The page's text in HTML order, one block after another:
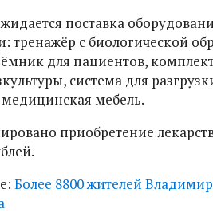
поставка
тренажёр с биологической
для пациентов,
система для
мебель.
приобретение
Более 8800 жителей